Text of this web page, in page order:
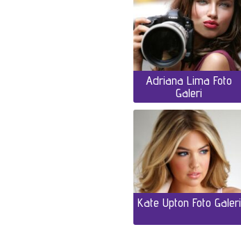
Adriana Lima Foto
Galeri
Kate Upton Foto Galeri